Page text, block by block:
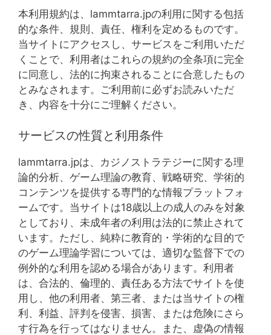
本利用規約は、lammtarra.jpの利用に関する包括
的な条件、規則、責任、権利を定めるものです。
当サイトにアクセスし、サービスをご利用いただ
くことで、利用者はこれらの規約の全条項に完全
に同意し、法的に拘束されることに合意したもの
とみなされます。ご利用前に必ずお読みいただ
き、内容を十分にご理解ください。
サービスの性質と利用条件
lammtarra.jpは、カジノストラテジーに関する理
論的分析、ゲーム理論の教育、戦略研究、学術的
コンテンツを提供する専門的な情報プラットフォ
ームです。当サイトは18歳以上の成人のみを対象
としており、未成年者の利用は法的に禁止されて
います。ただし、純粋に教育的・学術的な目的で
のゲーム理論学習については、適切な監督下での
例外的な利用を認める場合があります。利用者
は、合法的、倫理的、責任ある方法でサイトを使
用し、他の利用者、第三者、または当サイトの権
利、利益、評判を侵害、損害、または危険にさら
す行為を行ってはなりません。また、虚偽の情報